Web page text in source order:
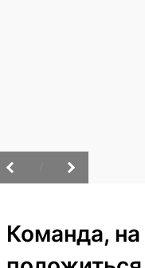
Команда,